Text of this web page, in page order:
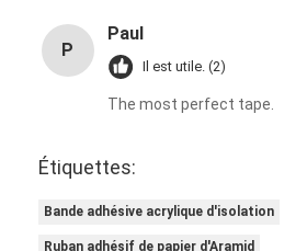
P
Paul
Il est utile. (2)
The most perfect tape.
Étiquettes:
Bande adhésive acrylique d'isolation
Ruban adhésif de papier d'Aramid